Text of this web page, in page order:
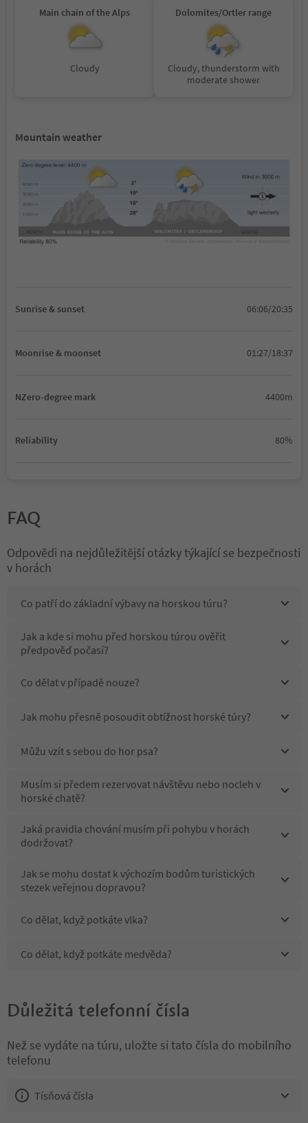
Main chain of the Alps
Cloudy
Dolomites/Ortler range
Cloudy, thunderstorm with
moderate shower
Mountain weather
Sunrise & sunset 06:06/20:35
Moonrise & moonset 01:27/18:37
NZero-degree mark 4400m
Reliability 80%
FAQ
Odpovědi na nejdůležitější otázky týkající se bezpečnosti
v horách
Co patří do základní výbavy na horskou túru?
Jak a kde si mohu před horskou túrou ověřit
předpověď počasí?
Co dělat v případě nouze?
Jak mohu přesně posoudit obtížnost horské túry?
Můžu vzít s sebou do hor psa?
Musím si předem rezervovat návštěvu nebo nocleh v
horské chatě?
Jaká pravidla chování musím při pohybu v horách
dodržovat?
Jak se mohu dostat k výchozím bodům turistických
stezek veřejnou dopravou?
Co dělat, když potkáte vlka?
Co dělat, když potkáte medvěda?
Důležitá telefonní čísla
Než se vydáte na túru, uložte si tato čísla do mobilního
telefonu
Tísňová čísla